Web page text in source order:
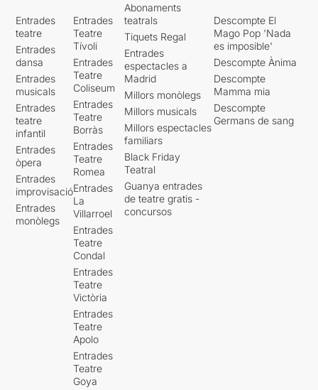
Entrades
teatre
Entrades
dansa
Entrades
musicals
Entrades
teatre
infantil
Entrades
òpera
Entrades
improvisació
Entrades
monòlegs
Entrades
Teatre
Tívoli
Entrades
Teatre
Coliseum
Entrades
Teatre
Borràs
Entrades
Teatre
Romea
Entrades
La
Villarroel
Entrades
Teatre
Condal
Entrades
Teatre
Victòria
Entrades
Teatre
Apolo
Entrades
Teatre
Goya
Abonaments
teatrals
Tiquets Regal
Entrades
espectacles a
Madrid
Millors monòlegs
Millors musicals
Millors espectacles
familiars
Black Friday
Teatral
Guanya entrades
de teatre gratis -
concursos
Descompte El
Mago Pop 'Nada
es imposible'
Descompte Ànima
Descompte
Mamma mia
Descompte
Germans de sang